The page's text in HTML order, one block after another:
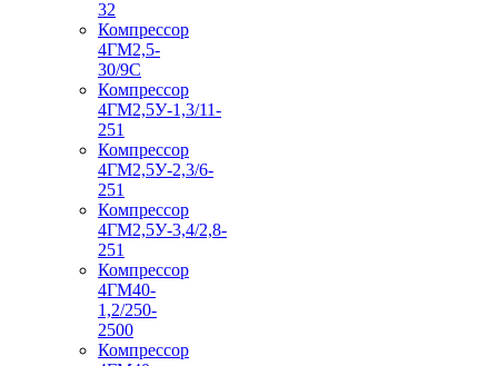
32
Компрессор
4ГМ2,5-
30/9С
Компрессор
4ГМ2,5У-1,3/11-
251
Компрессор
4ГМ2,5У-2,3/6-
251
Компрессор
4ГМ2,5У-3,4/2,8-
251
Компрессор
4ГМ40-
1,2/250-
2500
Компрессор